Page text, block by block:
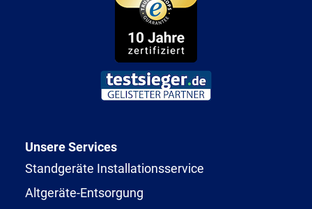
Unsere Services
Standgeräte Installationsservice
Altgeräte-Entsorgung